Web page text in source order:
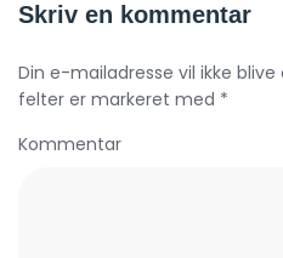
Skriv en kommentar
Din e-mailadresse vil ikke
felter er markeret med *
Kommentar